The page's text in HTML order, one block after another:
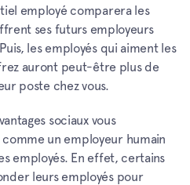
employé comparera les
ses futurs employeurs
les employés qui aiment les
auront peut-être plus de
poste chez vous.
sociaux vous
un employeur humain
employés. En effet, certains
leurs employés pour